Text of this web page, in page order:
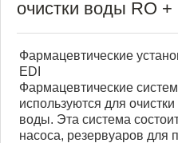
очистки воды RO +
Фармацевтические
EDI
Фармацевтические
используются для
воды. Эта система
насоса, резервуаров для